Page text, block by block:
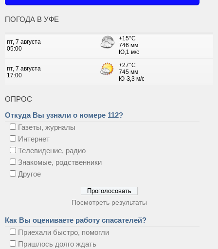
ПОГОДА В УФЕ
ОПРОС
Откуда Вы узнали о номере 112?
Газеты, журналы
Интернет
Телевидение, радио
Знакомые, родственники
Другое
Посмотреть результаты
Как Вы оцениваете работу спасателей?
Приехали быстро, помогли
Пришлось долго ждать